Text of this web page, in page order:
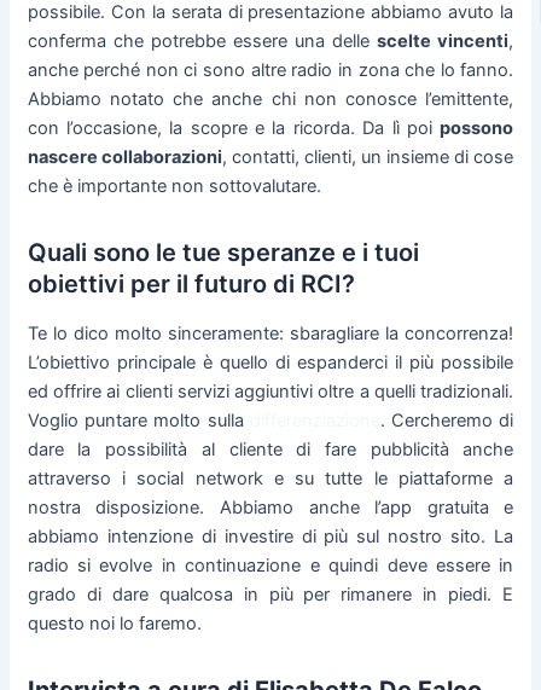
possibile. Con la serata di presentazione abbiamo avuto la
conferma che potrebbe essere una dellescelte vincenti,
anche perché non ci sono altre radio in zona che lo fanno.
Abbiamo notato che anche chi non conosce l’emittente,
con l’occasione, la scopre e la ricorda. Da lì poipossono
nascere collaborazioni, contatti, clienti, un insieme di cose
che è importante non sottovalutare.
Quali sono le tue speranze e i tuoi
obiettivi per il futuro di RCI?
Te lo dico molto sinceramente: sbaragliare la concorrenza!
L’obiettivo principale è quello di espanderci il più possibile
ed offrire ai clienti servizi aggiuntivi oltre a quelli tradizionali.
Voglio puntare molto sulla
. Cercheremo di
dare la possibilità al cliente di fare pubblicità anche
attraverso i social network e su tutte le piattaforme a
nostra disposizione. Abbiamo anche l’app gratuita e
abbiamo intenzione di investire di più sul nostro sito. La
radio si evolve in continuazione e quindi deve essere in
grado di dare qualcosa in più per rimanere in piedi. E
questo noi lo faremo.